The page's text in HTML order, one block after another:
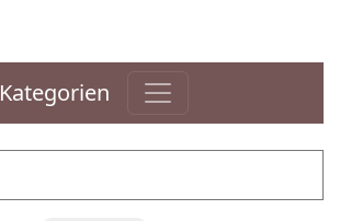
Kategorien